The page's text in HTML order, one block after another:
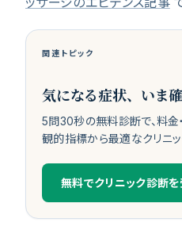
関連トピック
気になる症状、いま
5問30秒の無料診断で、料金
観的指標から最適なクリニッ
無料でクリニック診断を